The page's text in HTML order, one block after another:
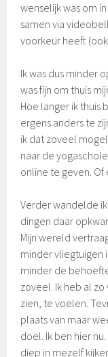
wenselijk was om
samen via
voorkeur heeft
Ik was dus minder
was fijn om thuis
Hoe langer ik thuis
ergens anders te
ik dat zoveel
naar de
online te geven.
Verder wandelde
dingen daar
Mijn wereld
minder vliegtuigen
minder de
zoveel. Ik heb al
zien, te voelen.
plaats van maar
doel. Ik ben hier
diep in mezelf